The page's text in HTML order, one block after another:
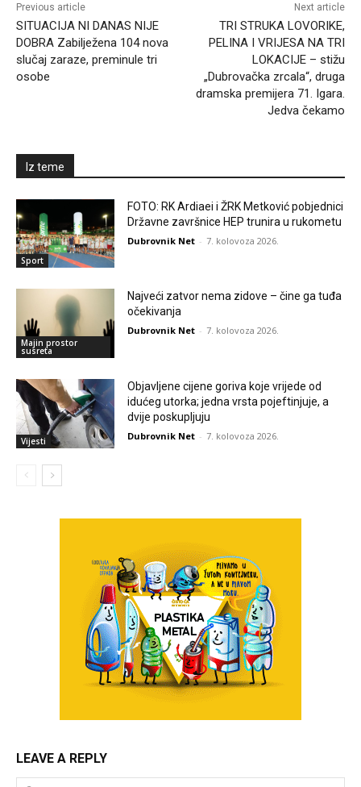
Previous article
SITUACIJA NI DANAS NIJE
DOBRA Zabilježena 104 nova
slučaj zaraze, preminule tri
osobe
Next article
TRI STRUKA LOVORIKE,
PELINA I VRIJESA NA TRI
LOKACIJE – stižu
„Dubrovačka zrcala“, druga
dramska premijera 71. Igara.
Jedva čekamo
Iz teme
Sport
FOTO: RK Ardiaei i ŽRK Metković pobjednici
Državne završnice HEP trunira u rukometu
Dubrovnik Net - 7. kolovoza 2026.
Majin prostor
susreta
Najveći zatvor nema zidove – čine ga tuđa
očekivanja
Dubrovnik Net - 7. kolovoza 2026.
Vijesti
Objavljene cijene goriva koje vrijede od
idućeg utorka; jedna vrsta pojeftinjuje, a
dvije poskupljuju
Dubrovnik Net - 7. kolovoza 2026.
LEAVE A REPLY